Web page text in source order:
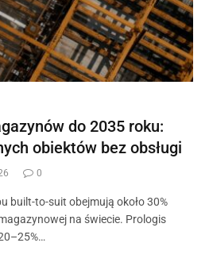
do 2035 roku:
obiektów bez obsługi
0
built-to-suit obejmują około 30%
na świecie. Prologis